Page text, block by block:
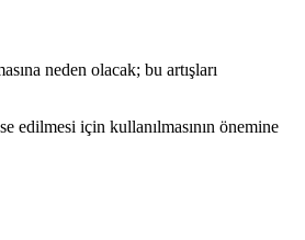
neden olacak; bu artışları
edilmesi için kullanılmasının önemine